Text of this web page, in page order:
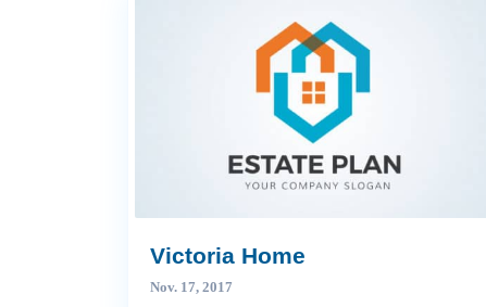
Victoria Home
Nov. 17, 2017